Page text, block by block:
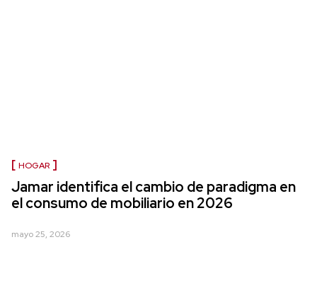
HOGAR
Jamar identifica el cambio de paradigma en
el consumo de mobiliario en 2026
mayo 25, 2026